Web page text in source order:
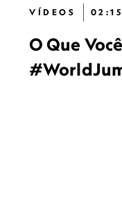
VÍDEOS 02:15
O Que